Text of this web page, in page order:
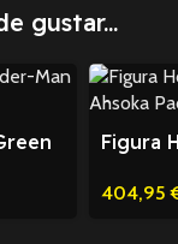
gustar...
Figura
1/6
404,95